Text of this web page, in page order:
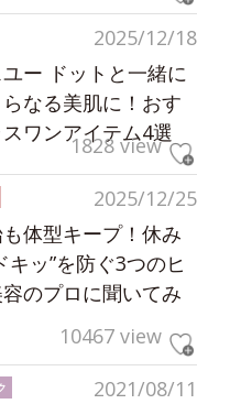
2025/12/18
ー ドットと一緒に
なる美肌に！おす
ワンアイテム4選
1828 view
2025/12/25
体型キープ！休み
キッ”を防ぐ3つのヒ
のプロに聞いてみ
10467 view
2021/08/11